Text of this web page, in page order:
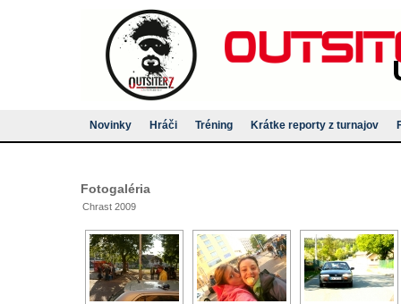
Novinky Hráči Tréning Krátke reporty z turnajov
Fotogaléria
Chrast 2009